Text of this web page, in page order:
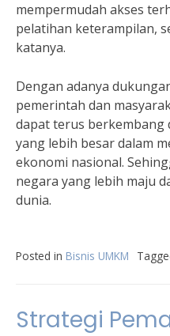
mempermudah akses
pelatihan keterampilan,
katanya.
Dengan adanya
pemerintah dan
dapat terus
yang lebih besar dalam
ekonomi nasional.
negara yang lebih maju
dunia.
Posted in Bisnis UMKM
Strategi